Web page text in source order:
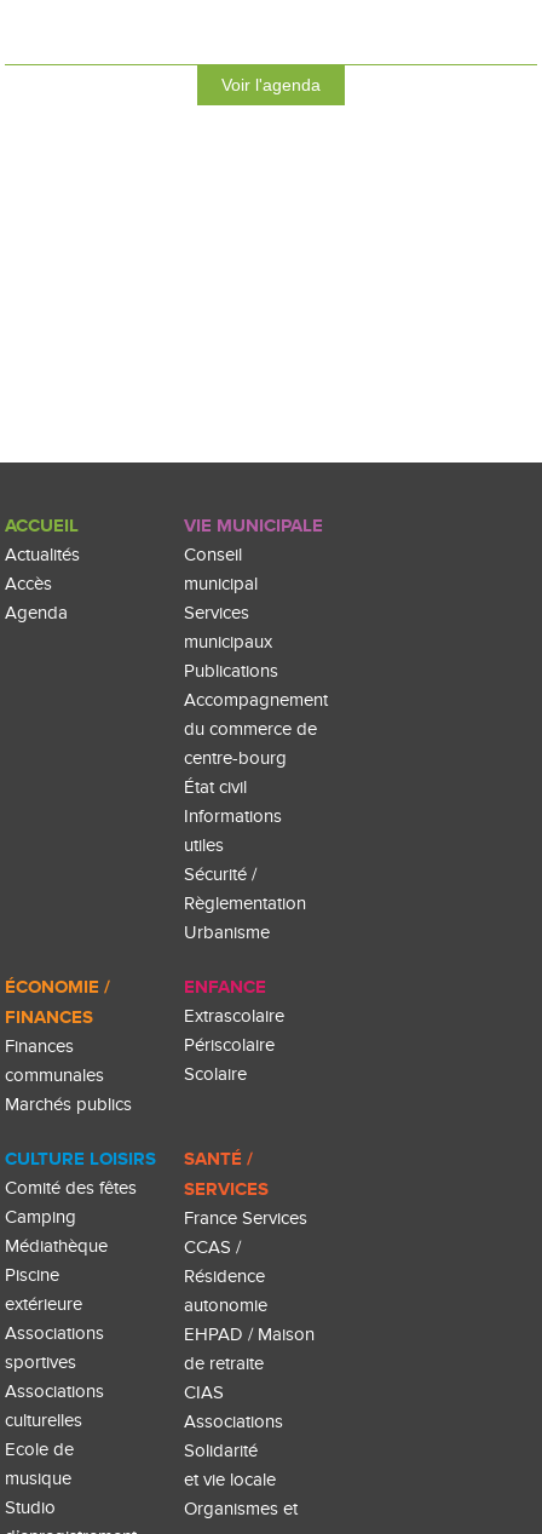
Voir l'agenda
ACCUEIL
Actualités
Accès
Agenda
VIE MUNICIPALE
Conseil
municipal
Services
municipaux
Publications
Accompagnement
du commerce de
centre-bourg
État civil
Informations
utiles
Sécurité /
Règlementation
Urbanisme
ÉCONOMIE /
FINANCES
Finances
communales
Marchés publics
ENFANCE
Extrascolaire
Périscolaire
Scolaire
CULTURE LOISIRS
Comité des fêtes
Camping
Médiathèque
Piscine
extérieure
Associations
sportives
Associations
culturelles
Ecole de
musique
Studio
SANTÉ /
SERVICES
France Services
CCAS /
Résidence
autonomie
EHPAD / Maison
de retraite
CIAS
Associations
Solidarité
et vie locale
Organismes et